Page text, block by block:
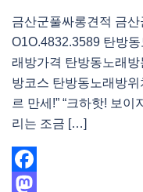
금산군풀싸롱견적 금
O1O.4832.3589 탄방
래방가격 탄방동노래
방코스 탄방동노래방위
르 만세!” “크하핫! 보
리는 조금 […]
Facebook